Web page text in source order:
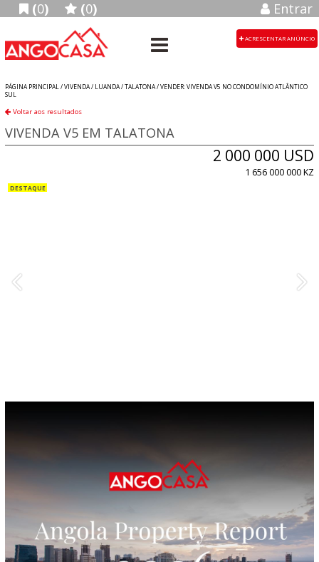
(0) (0) Entrar
ACRESCENTAR ANÚNCIO
PÁGINA PRINCIPAL /VIVENDA/ LUANDA/TALATONA/VENDER: VIVENDA V5 NO CONDOMÍNIO ATLÂNTICO
SUL
Voltar aos resultados
2 000 000 USD
1 656 000 000 KZ
VIVENDA V5 EM TALATONA